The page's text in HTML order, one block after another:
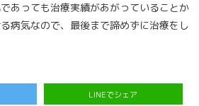
あっても治療実績があがっていることか
病気なので、最後まで諦めずに治療をし
LINEでシェア